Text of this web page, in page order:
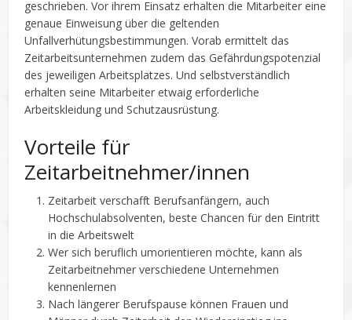
geschrieben. Vor ihrem Einsatz erhalten die Mitarbeiter eine
genaue Einweisung über die geltenden
Unfallverhütungsbestimmungen. Vorab ermittelt das
Zeitarbeitsunternehmen zudem das Gefährdungspotenzial
des jeweiligen Arbeitsplatzes. Und selbstverständlich
erhalten seine Mitarbeiter etwaig erforderliche
Arbeitskleidung und Schutzausrüstung.
Vorteile für
Zeitarbeitnehmer/innen
Zeitarbeit verschafft Berufsanfängern, auch
Hochschulabsolventen, beste Chancen für den Eintritt
in die Arbeitswelt
Wer sich beruflich umorientieren möchte, kann als
Zeitarbeitnehmer verschiedene Unternehmen
kennenlernen
Nach längerer Berufspause können Frauen und